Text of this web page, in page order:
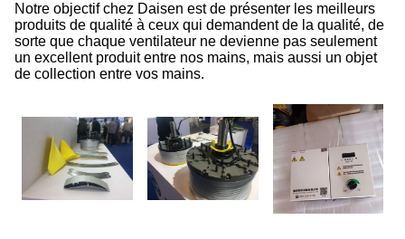
Notre objectif chez Daisen est de présenter les meilleurs
produits de qualité à ceux qui demandent de la qualité, de
sorte que chaque ventilateur ne devienne pas seulement
un excellent produit entre nos mains, mais aussi un objet
de collection entre vos mains.